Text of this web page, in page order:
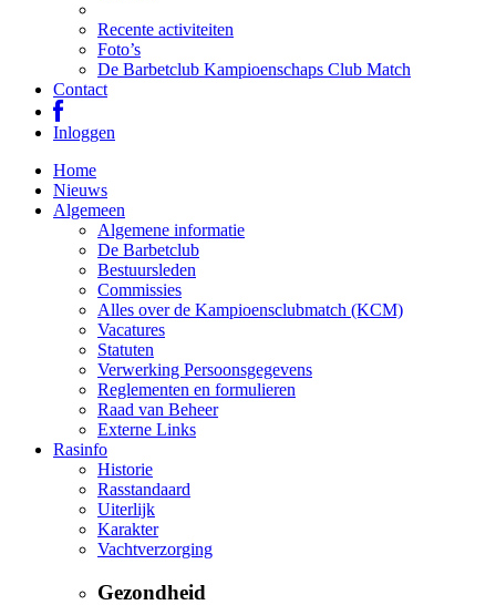
Recente activiteiten
Foto’s
De Barbetclub Kampioenschaps Club Match
Contact
Inloggen
Home
Nieuws
Algemeen
Algemene informatie
De Barbetclub
Bestuursleden
Commissies
Alles over de Kampioensclubmatch (KCM)
Vacatures
Statuten
Verwerking Persoonsgegevens
Reglementen en formulieren
Raad van Beheer
Externe Links
Rasinfo
Historie
Rasstandaard
Uiterlijk
Karakter
Vachtverzorging
Gezondheid